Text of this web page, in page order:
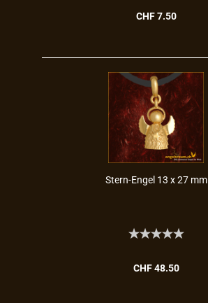
CHF 7.50
Stern-​​Engel 13 x 27 mm
CHF 48.50